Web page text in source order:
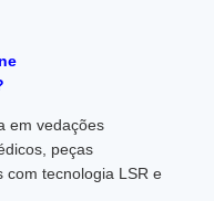
em vedações
peças
com tecnologia LSR e